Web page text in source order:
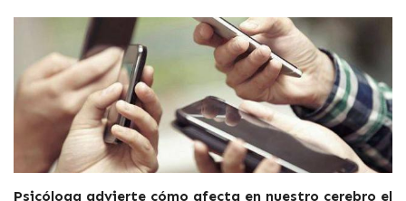
Psicóloga advierte cómo afecta en nuestro cerebro el